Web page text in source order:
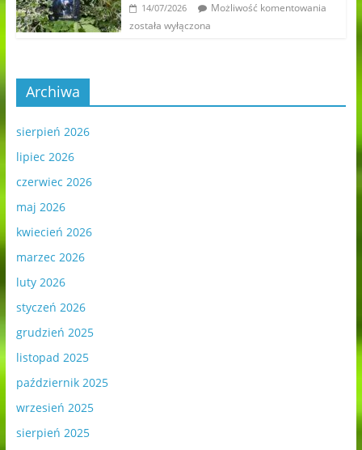
14/07/2026
Możliwość komentowania
została wyłączona
Archiwa
sierpień 2026
lipiec 2026
czerwiec 2026
maj 2026
kwiecień 2026
marzec 2026
luty 2026
styczeń 2026
grudzień 2025
listopad 2025
październik 2025
wrzesień 2025
sierpień 2025